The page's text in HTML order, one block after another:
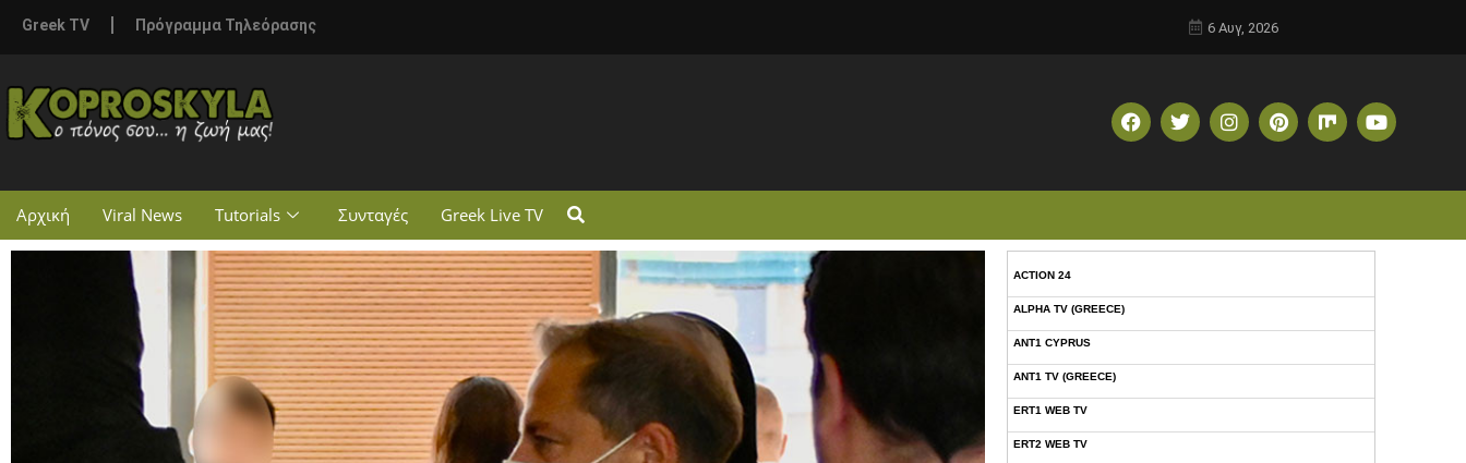
Greek TV Πρόγραμμα Τηλεόρασης 6 Αυγ, 2026
Αρχική Viral News Tutorials Συνταγές Greek Live TV
ACTION 24
ALPHA TV (GREECE)
ANT1 CYPRUS
ANT1 TV (GREECE)
ERT1 WEB TV
ERT2 WEB TV